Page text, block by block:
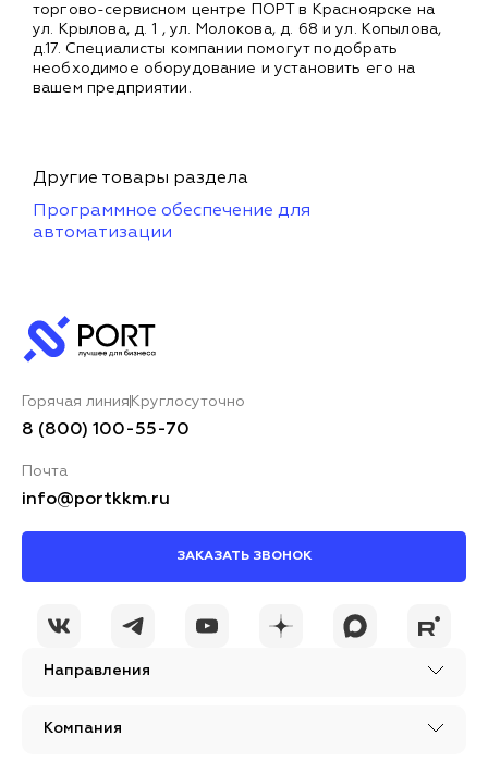
торгово-сервисном центре ПОРТ в Красноярске на
ул. Крылова, д. 1 , ул. Молокова, д. 68 и ул. Копылова,
д.17. Специалисты компании помогут подобрать
необходимое оборудование и установить его на
вашем предприятии.
Другие товары раздела
Программное обеспечение для
автоматизации
Направления
Компания
Горячая линия Круглосуточно
8 (800) 100-55-70
Почта
info@portkkm.ru
ЗАКАЗАТЬ ЗВОНОК